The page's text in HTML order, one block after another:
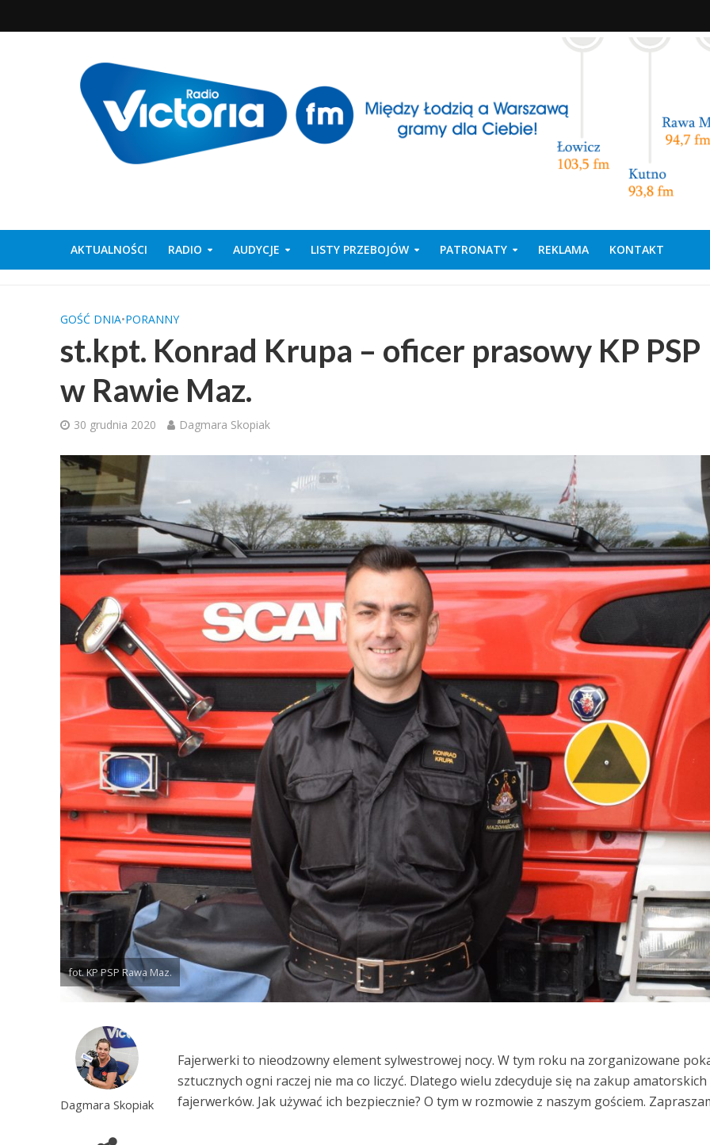
AKTUALNOŚCI RADIO AUDYCJE LISTY PRZEBOJÓW PATRONATY REKLAMA KONTAKT
GOŚĆ DNIA•PORANNY
st.kpt. Konrad Krupa – oficer prasowy KP PSP
w Rawie Maz.
30 grudnia 2020 Dagmara Skopiak
fot. KP PSP Rawa Maz.
Dagmara Skopiak
Fajerwerki to nieodzowny element sylwestrowej nocy. W tym roku na zorganizowane
sztucznych ogni raczej nie ma co liczyć. Dlatego wielu zdecyduje się na zakup amatorskich
fajerwerków. Jak używać ich bezpiecznie? O tym w rozmowie z naszym gościem.